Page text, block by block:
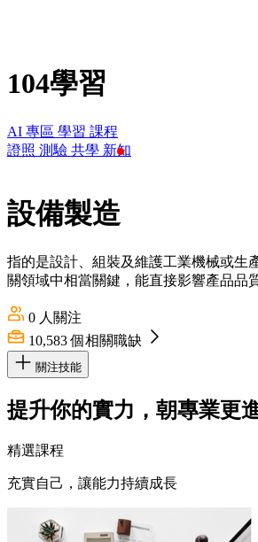
104學習
AI 專區 學習 課程
證照 測驗 共學 新知
設備製造
指的是設計、組裝及維護工業機械或生
關領域中相當關鍵，能直接影響產品品
0 人關注
10,583 個相關職缺
關注技能
提升你的實力，朝專業更
精選課程
充實自己，讓能力持續成長